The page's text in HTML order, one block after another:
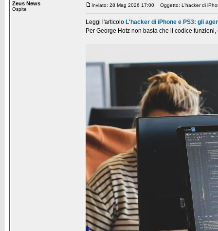
Zeus News
Ospite
Inviato: 28 Mag 2026 17:00 Oggetto: L'hacker di
Leggi l'articolo L'hacker di iPhone e PS3: gli
Per George Hotz non basta che il codice